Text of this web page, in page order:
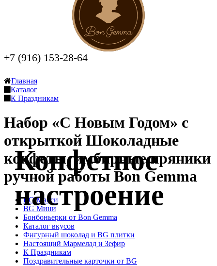
Конфетное
настроение
Оставить заявку
+7 (916) 153-28-64
Главная
Каталог
К Праздникам
Набор «С Новым Годом» с
открыткой Шоколадные
конфеты, имбирные пряники
ручной работы Bon Gemma
BG Макси
BG Мини
Бонбоньерки от Bon Gemma
Каталог вкусов
Фигурный шоколад и BG плитки
Настоящий Мармелад и Зефир
К Праздникам
Поздравительные карточки от BG